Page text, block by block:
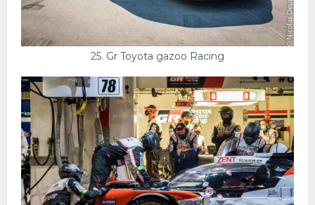
25. Gr Toyota gazoo Racing